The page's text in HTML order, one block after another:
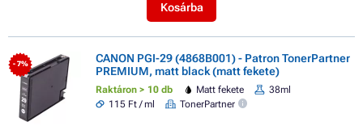
Kosárba
- 7%
CANON PGI-29 (4868B001) - Patron TonerPartner
PREMIUM, matt black (matt fekete)
Raktáron > 10 db Matt fekete
38ml
115 Ft / ml
TonerPartner